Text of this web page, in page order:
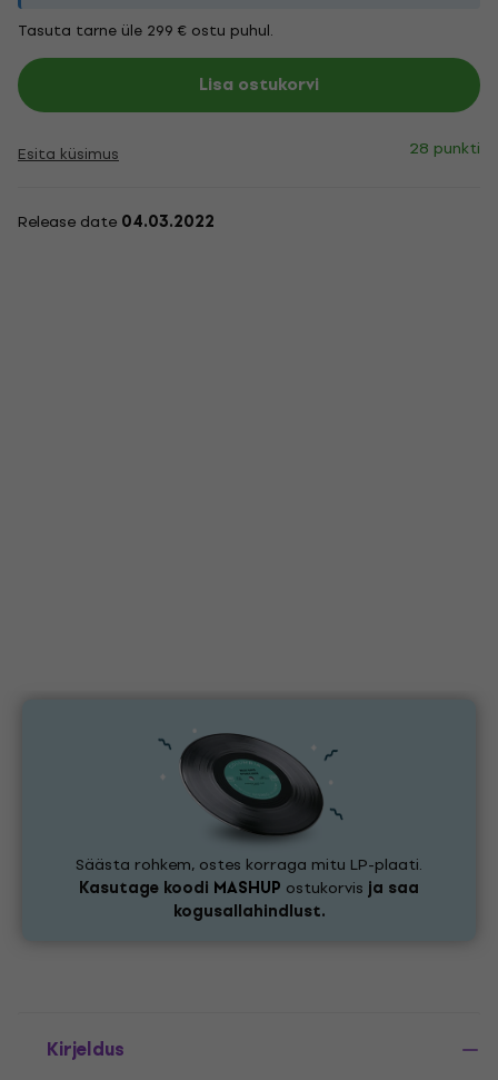
Tasuta tarne üle 299 € ostu puhul.
Lisa ostukorvi
Esita küsimus 28 punkti
Release date 04.03.2022
Säästa rohkem, ostes korraga mitu LP-plaati.
Kasutage koodi MASHUP ostukorvis ja saa
kogusallahindlust.
Kirjeldus